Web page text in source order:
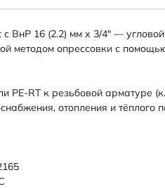
ВнР 16 (2.2) мм х 3/4" —
методом опрессовки с
PE-RT к резьбовой арматуре
отопления и тёплого